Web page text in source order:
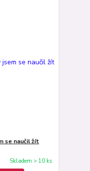
se naučil žít
Skladem > 10 ks